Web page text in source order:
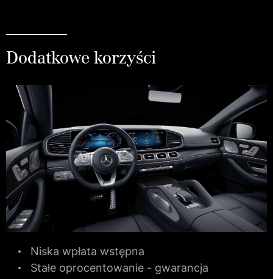
Dodatkowe korzyści
Niska wpłata wstępna
Stałe oprocentowanie - gwarancja